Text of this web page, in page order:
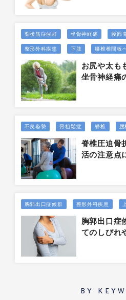
梨状筋症候群 坐骨神経痛 腰部
整形外科疾患 下肢 腰椎椎間板
お尻や太も
坐骨神経痛
不良姿勢 骨粗鬆症 脊椎 腰
脊椎圧迫骨
活の注意点
胸郭出口症候群 整形外科疾患
胸郭出口症
てのしびれ
BY